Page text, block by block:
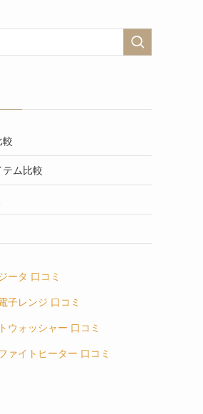
較
ム比較
ータ 口コミ
子レンジ 口コミ
ウォッシャー 口コミ
ァイトヒーター 口コミ